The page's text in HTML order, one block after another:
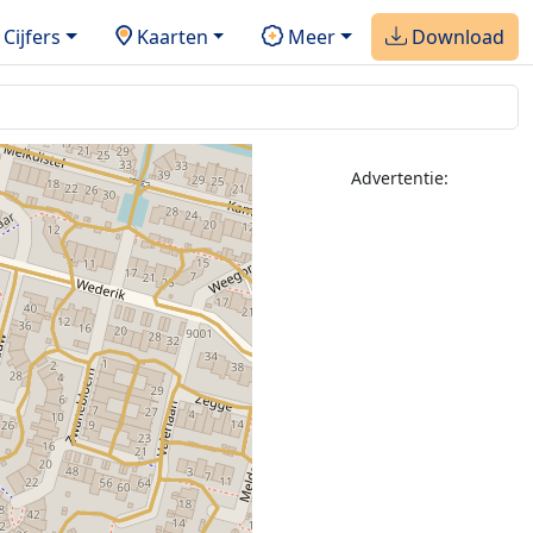
Cijfers Kaarten Meer Download
Advertentie: